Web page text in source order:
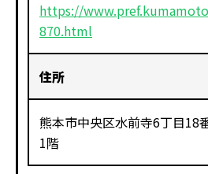
https://
870.html
住所
熊本市中央区水前寺6丁目18
1階